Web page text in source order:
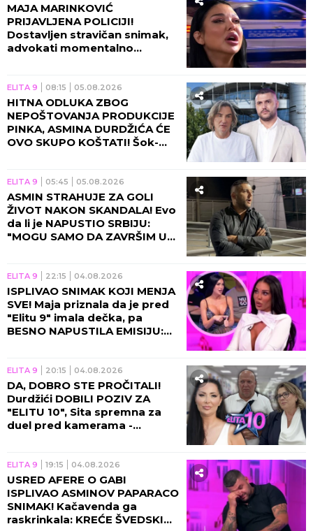
MAJA MARINKOVIĆ
PRIJAVLJENA POLICIJI!
Dostavljen stravičan snimak,
advokati momentalno
ELITA 9 08:15 05.08.2026
HITNA ODLUKA ZBOG
NEPOŠTOVANJA PRODUKCIJE
PINKA, ASMINA DURDŽIĆA ĆE
OVO SKUPO KOŠTATI! Šok-
ELITA 9 05:45 05.08.2026
ASMIN STRAHUJE ZA GOLI
ŽIVOT NAKON SKANDALA! Evo
da li je NAPUSTIO SRBIJU:
"MOGU SAMO DA ZAVRŠIM U
ELITA 9 22:15 04.08.2026
ISPLIVAO SNIMAK KOJI MENJA
SVE! Maja priznala da je pred
"Elitu 9" imala dečka, pa
BESNO NAPUSTILA EMISIJU:
ELITA 9 20:15 04.08.2026
DA, DOBRO STE PROČITALI!
Durdžići DOBILI POZIV ZA
"ELITU 10", Sita spremna za
duel pred kamerama -
ELITA 9 19:15 04.08.2026
USRED AFERE O GABI
ISPLIVAO ASMINOV PAPARACO
SNIMAK! Kačavenda ga
raskrinkala: KREĆE ŠVEDSKI